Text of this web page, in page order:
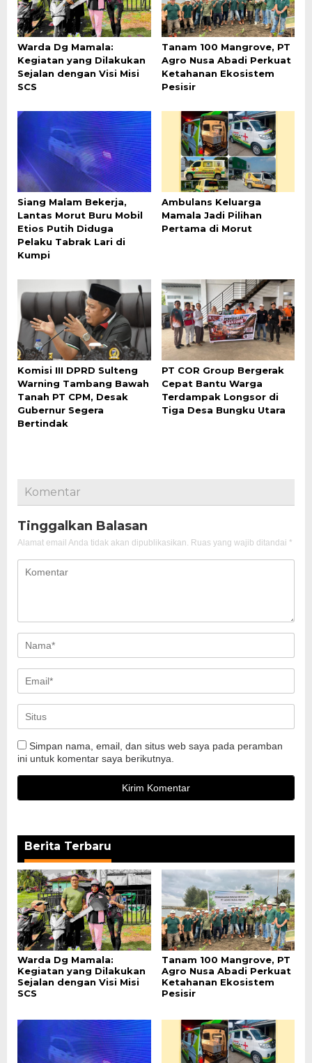
Warda Dg Mamala:
Kegiatan yang Dilakukan
Sejalan dengan Visi Misi
SCS
Tanam 100 Mangrove, PT
Agro Nusa Abadi Perkuat
Ketahanan Ekosistem
Pesisir
Siang Malam Bekerja,
Lantas Morut Buru Mobil
Etios Putih Diduga
Pelaku Tabrak Lari di
Kumpi
Ambulans Keluarga
Mamala Jadi Pilihan
Pertama di Morut
Komisi III DPRD Sulteng
Warning Tambang Bawah
Tanah PT CPM, Desak
Gubernur Segera
Bertindak
PT COR Group Bergerak
Cepat Bantu Warga
Terdampak Longsor di
Tiga Desa Bungku Utara
Komentar
Tinggalkan Balasan
Alamat email Anda tidak akan dipublikasikan. Ruas yang wajib ditandai *
Simpan nama, email, dan situs web saya pada peramban
ini untuk komentar saya berikutnya.
Berita Terbaru
Warda Dg Mamala:
Kegiatan yang Dilakukan
Sejalan dengan Visi Misi
SCS
Tanam 100 Mangrove, PT
Agro Nusa Abadi Perkuat
Ketahanan Ekosistem
Pesisir